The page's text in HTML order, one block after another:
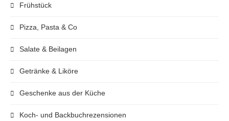
Frühstück
Pizza, Pasta & Co
Salate & Beilagen
Getränke & Liköre
Geschenke aus der Küche
Koch- und Backbuchrezensionen